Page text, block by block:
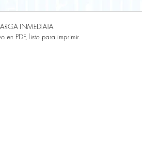
INMEDIATA
en PDF, listo para imprimir.